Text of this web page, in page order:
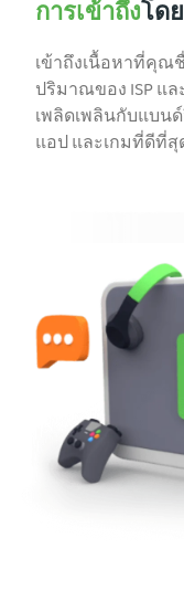
การเข้าถึงโด
เข้าถึงเนื้อหาที่คุ
ปริมาณของ ISP แ
เพลิดเพลินกับแบน
แอป และเกมที่ดีที่